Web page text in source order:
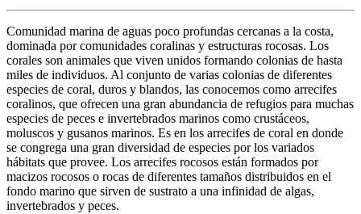
Comunidad marina de aguas poco profundas cercanas a la costa,
dominada por comunidades coralinas y estructuras rocosas. Los
corales son animales que viven unidos formando colonias de hasta
miles de individuos. Al conjunto de varias colonias de diferentes
especies de coral, duros y blandos, las conocemos como arrecifes
coralinos, que ofrecen una gran abundancia de refugios para muchas
especies de peces e invertebrados marinos como crustáceos,
moluscos y gusanos marinos. Es en los arrecifes de coral en donde
se congrega una gran diversidad de especies por los variados
hábitats que provee. Los arrecifes rocosos están formados por
macizos rocosos o rocas de diferentes tamaños distribuidos en el
fondo marino que sirven de sustrato a una infinidad de algas,
invertebrados y peces.